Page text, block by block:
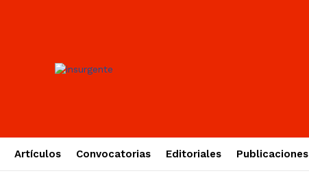
Artículos Convocatorias Editoriales Publicaciones